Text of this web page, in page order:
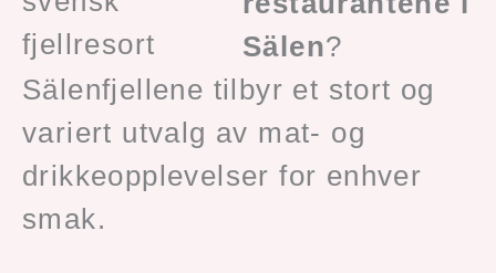
Sälen?
Sälenfjellene tilbyr et stort og
variert utvalg av mat- og
drikkeopplevelser for enhver
smak.